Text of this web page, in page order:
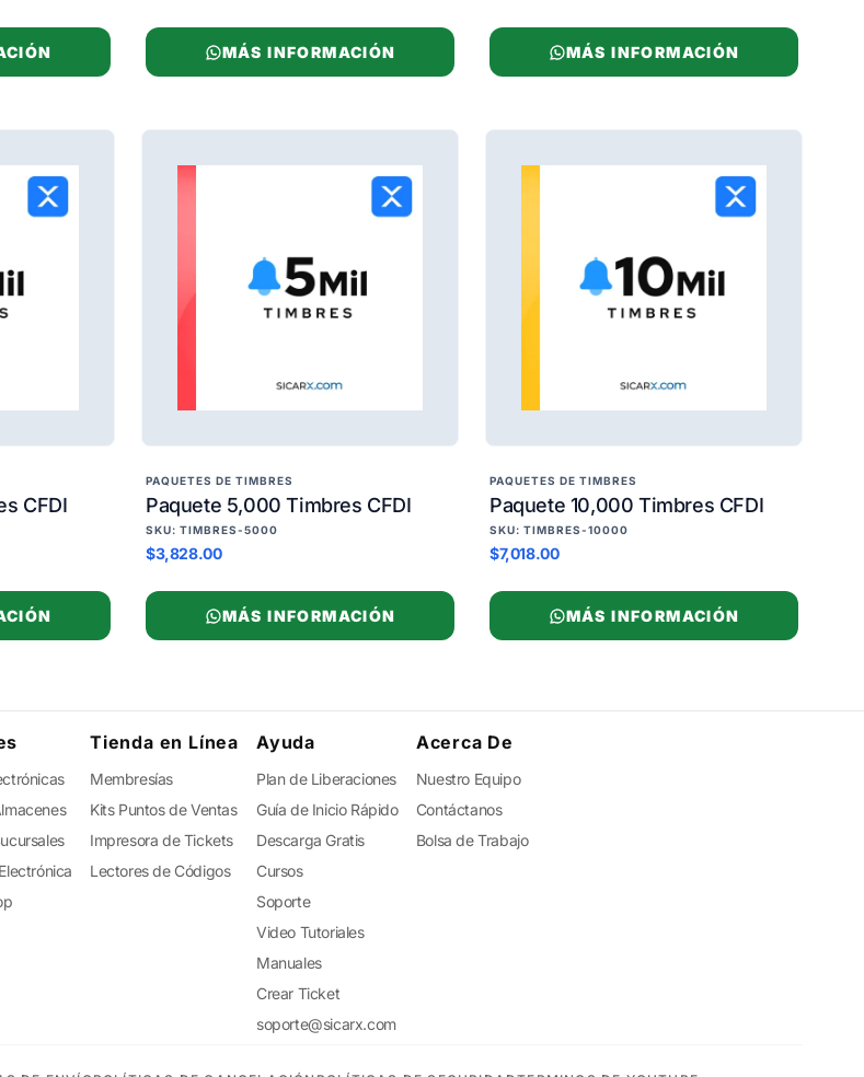
MÁS INFORMACIÓN MÁS INFORMACIÓN
CFDI
PAQUETES DE TIMBRES
Paquete 5,000 Timbres CFDI
SKU: TIMBRES-5000
$3,828.00
MÁS INFORMACIÓN
PAQUETES DE TIMBRES
Paquete 10,000 Timbres CFDI
SKU: TIMBRES-10000
$7,018.00
MÁS INFORMACIÓN
Tienda en Línea
Membresías
Kits Puntos de Ventas
Impresora de Tickets
Lectores de Códigos
Ayuda
Plan de Liberaciones
Guía de Inicio Rápido
Descarga Gratis
Cursos
Soporte
Video Tutoriales
Manuales
Crear Ticket
soporte@sicarx.com
Acerca De
Nuestro Equipo
Contáctanos
Bolsa de Trabajo